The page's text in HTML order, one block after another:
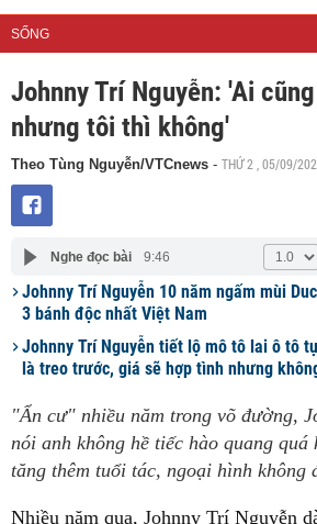
SỐNG
Johnny Trí Nguyễn: 'Ai
nhưng tôi thì không'
Theo Tùng Nguyễn/VTCnews - THỨ 2 , 05/09/
Nghe đọc bài 9:46
Johnny Trí Nguyễn 10 năm ngấm mùi
3 bánh độc nhất Việt Nam
Johnny Trí Nguyễn tiết lộ mô tô lai ô tô
là treo trước, giá sẽ hợp tình nhưng
"Ẩn cư" nhiều năm trong võ đường,
nói anh không hề tiếc hào quang quá
tăng thêm tuổi tác, ngoại hình không
Nhiều năm qua, Johnny Trí Nguyễn